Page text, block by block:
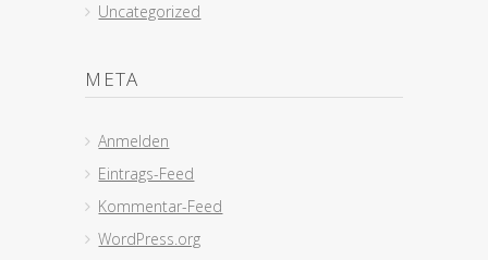
Uncategorized
META
Anmelden
Eintrags-Feed
Kommentar-Feed
WordPress.org